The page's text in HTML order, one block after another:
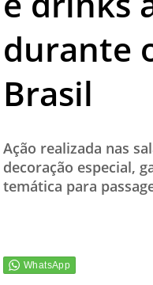
QUEM
durante
Brasil
Ação realizada nas
decoração especial,
temática para